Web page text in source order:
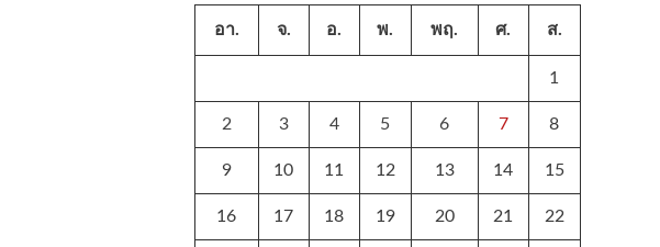
อา. จ. อ. พ. พฤ. ศ. ส.
1
2 3 4 5 6 7 8
9 10 11 12 13 14 15
16 17 18 19 20 21 22